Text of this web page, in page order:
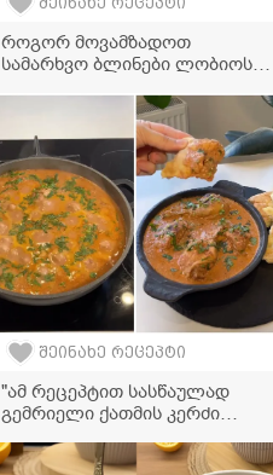
როგორ მოვამზადოთ
სამარხვო ბლინები ლობიოს
გემრიელი და მარტივი
შეინახე რეცეპტი
"ამ რეცეპტით სასწაულად
გემრიელი ქათმის კერძი
აუცილებლად!" - მკითხველის